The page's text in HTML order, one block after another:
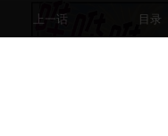
上一话 目录